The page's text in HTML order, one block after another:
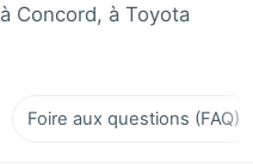
Concord, à Toyota
Foire aux questions (FAQ)